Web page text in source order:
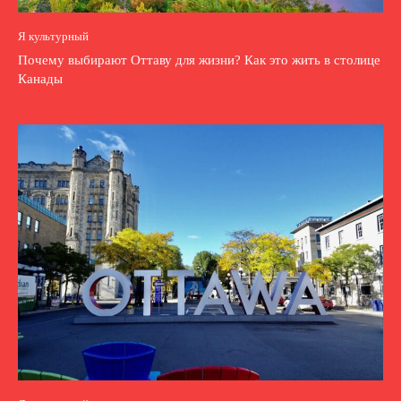
Я культурный
Почему выбирают Оттаву для жизни? Как это жить в столице
Канады